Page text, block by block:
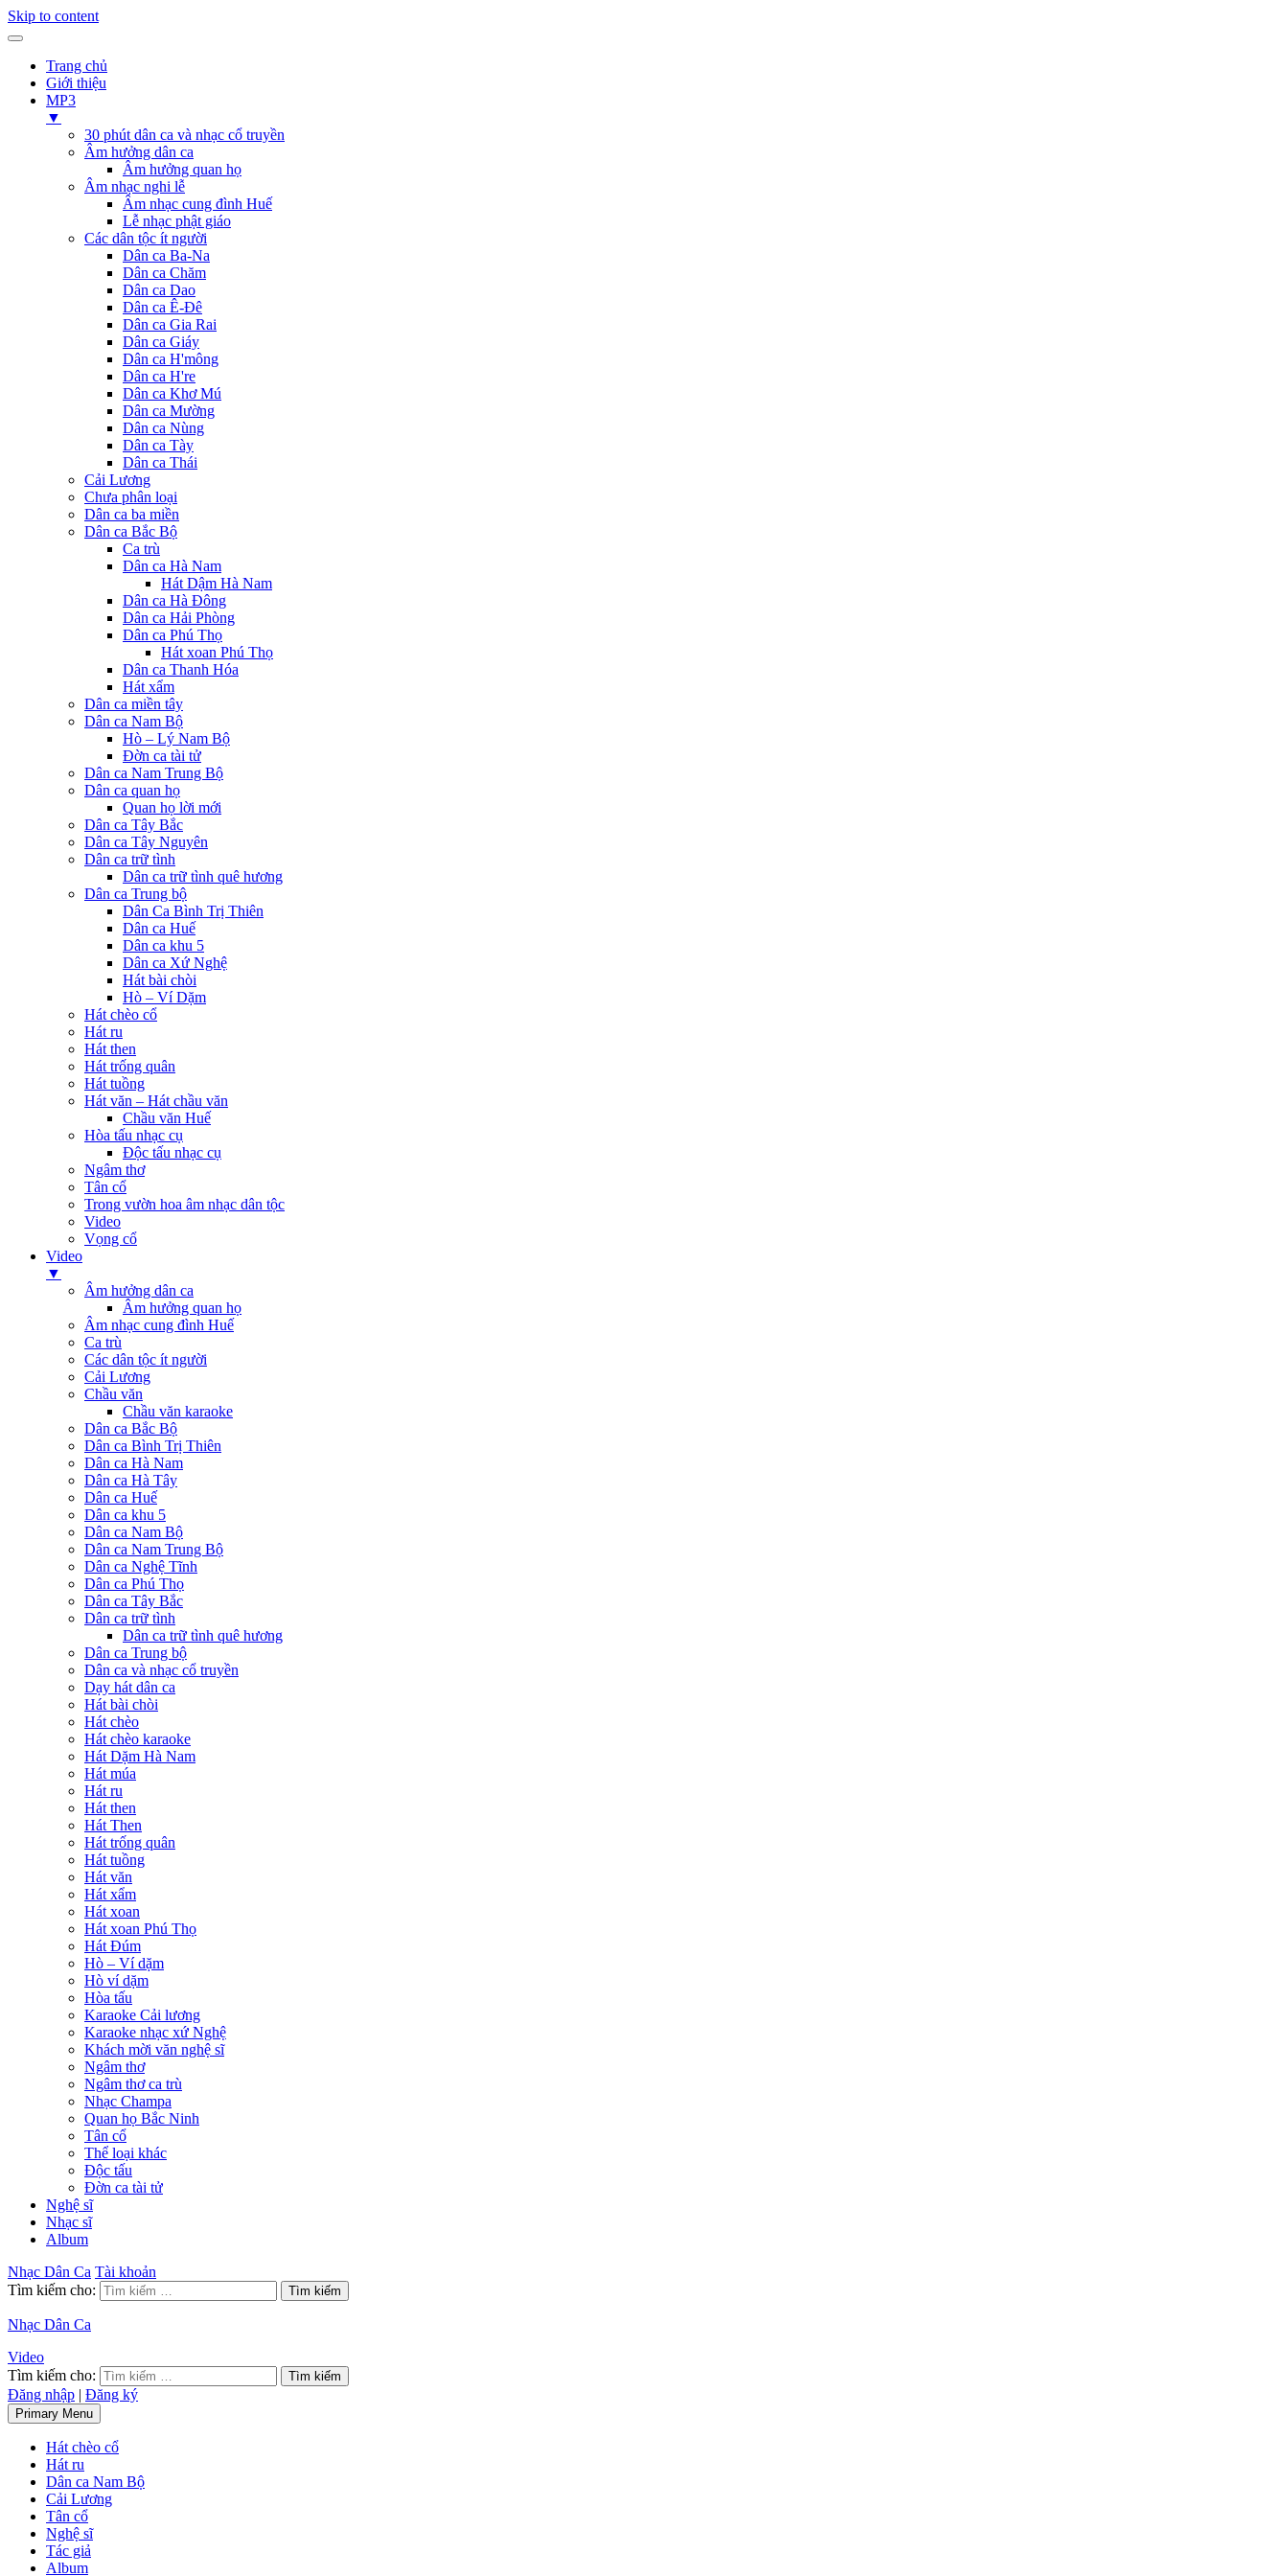
Skip to content
Trang chủ
Giới thiệu
MP3
▼
30 phút dân ca và nhạc cổ truyền
Âm hưởng dân ca
Âm hưởng quan họ
Âm nhạc nghi lễ
Âm nhạc cung đình Huế
Lễ nhạc phật giáo
Các dân tộc ít người
Dân ca Ba-Na
Dân ca Chăm
Dân ca Dao
Dân ca Ê-Đê
Dân ca Gia Rai
Dân ca Giáy
Dân ca H'mông
Dân ca H're
Dân ca Khơ Mú
Dân ca Mường
Dân ca Nùng
Dân ca Tày
Dân ca Thái
Cải Lương
Chưa phân loại
Dân ca ba miền
Dân ca Bắc Bộ
Ca trù
Dân ca Hà Nam
Hát Dậm Hà Nam
Dân ca Hà Đông
Dân ca Hải Phòng
Dân ca Phú Thọ
Hát xoan Phú Thọ
Dân ca Thanh Hóa
Hát xẩm
Dân ca miền tây
Dân ca Nam Bộ
Hò – Lý Nam Bộ
Đờn ca tài tử
Dân ca Nam Trung Bộ
Dân ca quan họ
Quan họ lời mới
Dân ca Tây Bắc
Dân ca Tây Nguyên
Dân ca trữ tình
Dân ca trữ tình quê hương
Dân ca Trung bộ
Dân Ca Bình Trị Thiên
Dân ca Huế
Dân ca khu 5
Dân ca Xứ Nghệ
Hát bài chòi
Hò – Ví Dặm
Hát chèo cổ
Hát ru
Hát then
Hát trống quân
Hát tuồng
Hát văn – Hát chầu văn
Chầu văn Huế
Hòa tấu nhạc cụ
Độc tấu nhạc cụ
Ngâm thơ
Tân cổ
Trong vườn hoa âm nhạc dân tộc
Video
Vọng cổ
Video
▼
Âm hưởng dân ca
Âm hưởng quan họ
Âm nhạc cung đình Huế
Ca trù
Các dân tộc ít người
Cải Lương
Chầu văn
Chầu văn karaoke
Dân ca Bắc Bộ
Dân ca Bình Trị Thiên
Dân ca Hà Nam
Dân ca Hà Tây
Dân ca Huế
Dân ca khu 5
Dân ca Nam Bộ
Dân ca Nam Trung Bộ
Dân ca Nghệ Tĩnh
Dân ca Phú Thọ
Dân ca Tây Bắc
Dân ca trữ tình
Dân ca trữ tình quê hương
Dân ca Trung bộ
Dân ca và nhạc cổ truyền
Dạy hát dân ca
Hát bài chòi
Hát chèo
Hát chèo karaoke
Hát Dặm Hà Nam
Hát múa
Hát ru
Hát then
Hát Then
Hát trống quân
Hát tuồng
Hát văn
Hát xẩm
Hát xoan
Hát xoan Phú Thọ
Hát Đúm
Hò – Ví dặm
Hò ví dặm
Hòa tấu
Karaoke Cải lương
Karaoke nhạc xứ Nghệ
Khách mời văn nghệ sĩ
Ngâm thơ
Ngâm thơ ca trù
Nhạc Champa
Quan họ Bắc Ninh
Tân cổ
Thể loại khác
Độc tấu
Đờn ca tài tử
Nghệ sĩ
Nhạc sĩ
Album
Nhạc Dân Ca Tài khoản
Tìm kiếm cho:
Nhạc Dân Ca
Video
Tìm kiếm cho:
Đăng nhập | Đăng ký
Primary Menu
Hát chèo cổ
Hát ru
Dân ca Nam Bộ
Cải Lương
Tân cổ
Nghệ sĩ
Tác giả
Album